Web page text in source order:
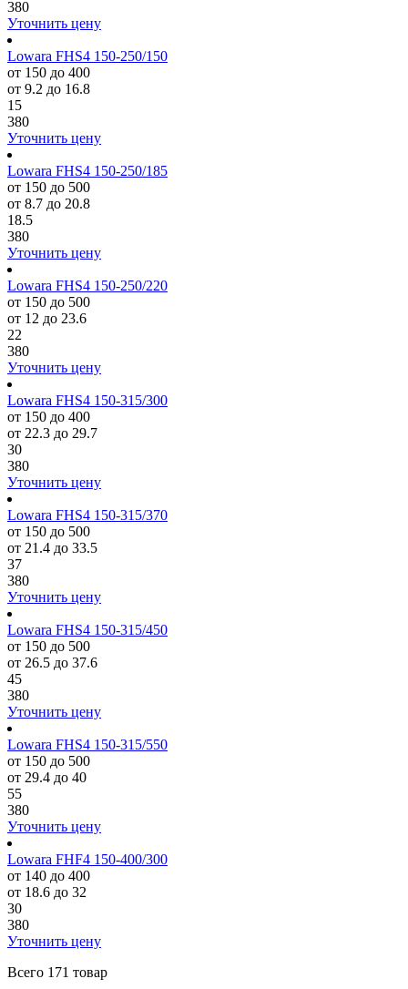
380
Уточнить цену
Lowara FHS4 150-250/150
от 150 до 400
от 9.2 до 16.8
15
380
Уточнить цену
Lowara FHS4 150-250/185
от 150 до 500
от 8.7 до 20.8
18.5
380
Уточнить цену
Lowara FHS4 150-250/220
от 150 до 500
от 12 до 23.6
22
380
Уточнить цену
Lowara FHS4 150-315/300
от 150 до 400
от 22.3 до 29.7
30
380
Уточнить цену
Lowara FHS4 150-315/370
от 150 до 500
от 21.4 до 33.5
37
380
Уточнить цену
Lowara FHS4 150-315/450
от 150 до 500
от 26.5 до 37.6
45
380
Уточнить цену
Lowara FHS4 150-315/550
от 150 до 500
от 29.4 до 40
55
380
Уточнить цену
Lowara FHF4 150-400/300
от 140 до 400
от 18.6 до 32
30
380
Уточнить цену
Всего 171 товар